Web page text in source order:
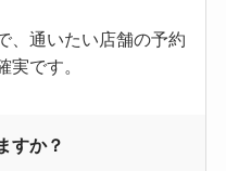
、通いたい店舗の予約
実です。
すか？